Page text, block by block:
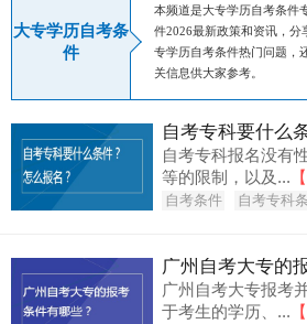
大专学历自考条
件
本频道是大专学历自考条件
件2026最新政策和资讯，分
专学历自考条件热门问题，
关信息供大家参考。
自考专科报名没有
等的限制，以及...
自考条件 自考专科
广州自考大专报考
于考生的学历、...